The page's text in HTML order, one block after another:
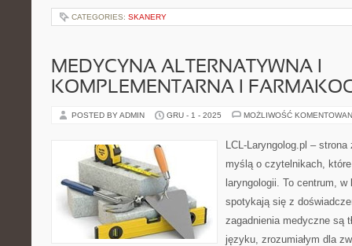
CATEGORIES: SKANERY
MEDYCYNA ALTERNATYWNA I
KOMPLEMENTARNA I
POSTED BY ADMIN GRU - 1 - 2025 MOŻLIWOŚĆ
LCL-Laryngolog.pl –
myślą o czytelnikach,
laryngologii. To centrum,
spotykają się z
zagadnienia medyczne są
języku, zrozumiałym dla